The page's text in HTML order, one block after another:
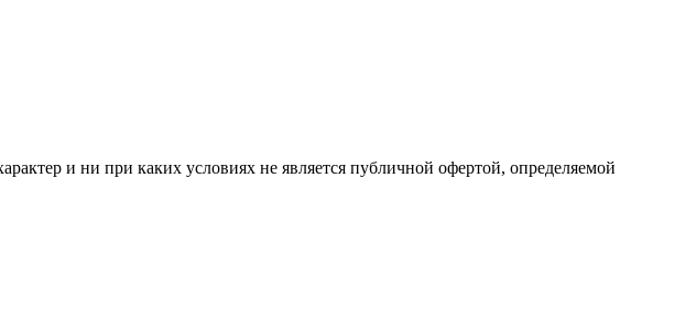
и ни при каких условиях не является публичной офертой, определяемой